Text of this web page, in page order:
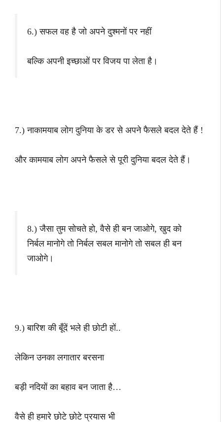
6.) सफल वह है जो अपने दुश्मनों पर नहीं
बल्कि अपनी इच्छाओं पर विजय पा लेता है।
7.) नाकामयाब लोग दुनिया के डर से अपने फैसले बदल देते हैं !
और कामयाब लोग अपने फैसले से पूरी दुनिया बदल देते हैं।
8.) जैसा तुम सोचते हो, वैसे ही बन जाओगे, खुद को
निर्बल मानोगे तो निर्बल सबल मानोगे तो सबल ही बन
जाओगे।
9.) बारिश की बूँदें भले ही छोटी हों..
लेकिन उनका लगातार बरसना
बड़ी नदियों का बहाव बन जाता है…
वैसे ही हमारे छोटे छोटे प्रयास भी